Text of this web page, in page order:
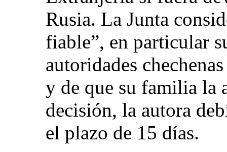
Rusia. La Junta
fiable”, en particular
autoridades
y de que su familia la
decisión, la autora
el plazo de 15 días.